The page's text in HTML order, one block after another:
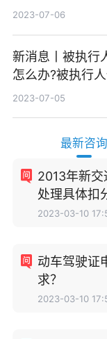
2023-07-06
新消息丨被执行
怎么办?被执行
消除?
2023-07-05
最新咨询
2013年新
处理具体扣
2023-03-10
动车驾驶证
求？
2023-03-10